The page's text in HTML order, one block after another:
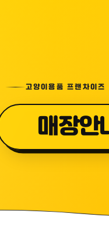
고양이용품 프랜차이즈
매장안